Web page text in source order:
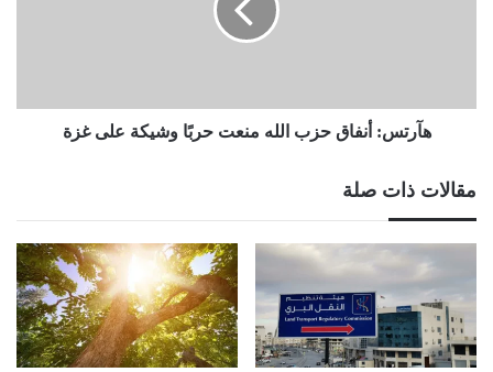
غزة
هآرتس: أنفاق حزب الله منعت حربًا وشيكة على غزة
مقالات ذات صلة